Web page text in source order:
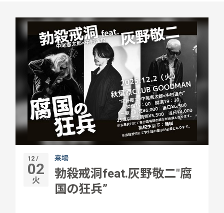
12 /
02
火
来場
勃殺戒洞feat.灰野敬二"腐
国の狂兵”